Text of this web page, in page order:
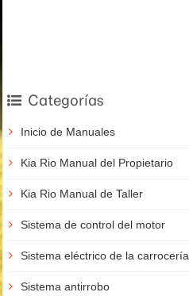
Categorías
Inicio de Manuales
Kia Rio Manual del Propietario
Kia Rio Manual de Taller
Sistema de control del motor
Sistema eléctrico de la carrocería
Sistema antirrobo